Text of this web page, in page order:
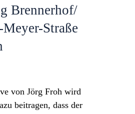
Brennerhof/
Straße
von Jörg Froh wird
beitragen, dass der